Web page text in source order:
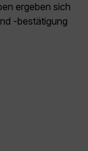
ergeben sich
-bestätigung